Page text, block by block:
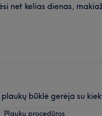
net kelias dienas,
būklė gerėja su
Plaukų procedūros